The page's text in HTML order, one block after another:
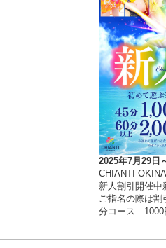
2025年7月29日
CHIANTI
新人割引開催中
ご指名の際は割
分コース 1000